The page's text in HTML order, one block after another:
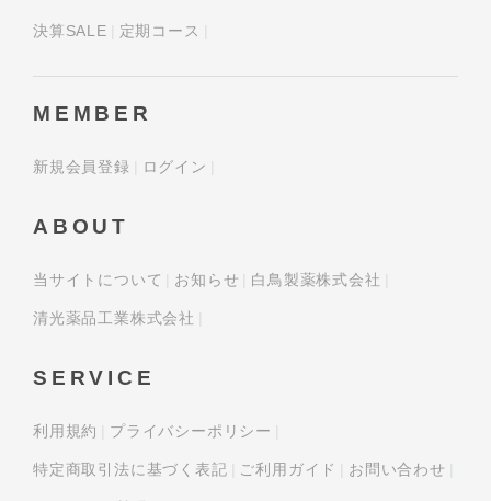
決算SALE 定期コース
MEMBER
新規会員登録 ログイン
ABOUT
当サイトについて お知らせ 白鳥製薬株式会社
清光薬品工業株式会社
SERVICE
利用規約 プライバシーポリシー
特定商取引法に基づく表記 ご利用ガイド お問い合わせ